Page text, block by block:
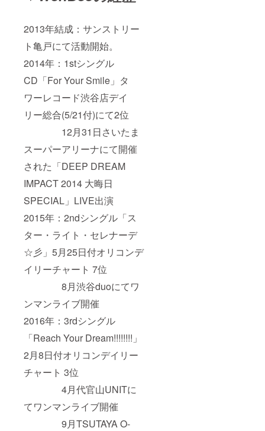
2013年結成：サンストリー
ト亀戸にて活動開始。
2014年：1stシングル
CD「For Your Smile」タ
ワーレコード渋谷店デイ
リー総合(5/21付)にて2位
12月31日さいたま
スーパーアリーナにて開催
された「DEEP DREAM
IMPACT 2014 大晦日
SPECIAL」LIVE出演
2015年：2ndシングル「ス
ター・ライト・セレナーデ
☆彡」5月25日付オリコンデ
イリーチャート 7位
8月渋谷duoにてワ
ンマンライブ開催
2016年：3rdシングル
「Reach Your Dream!!!!!!!!」
2月8日付オリコンデイリー
チャート 3位
4月代官山UNITに
てワンマンライブ開催
9月TSUTAYA O-